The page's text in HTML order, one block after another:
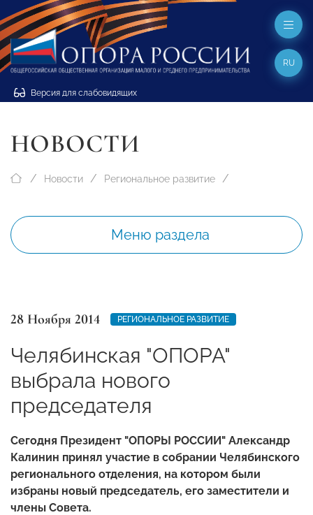
Версия для слабовидящих
RU
НОВОСТИ
Новости Региональное развитие
Меню раздела
28 Ноября 2014 РЕГИОНАЛЬНОЕ РАЗВИТИЕ
Челябинская "ОПОРА"
выбрала нового
председателя
Сегодня Президент "ОПОРЫ РОССИИ" Александр
Калинин принял участие в собрании Челябинского
регионального отделения, на котором были
избраны новый председатель, его заместители и
члены Совета.